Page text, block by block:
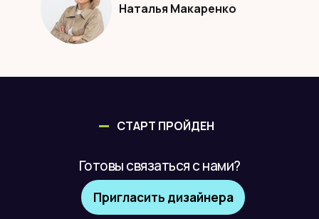
Наталья Макаренко
СТАРТ ПРОЙДЕН
Готовы связаться с нами?
Пригласить дизайнера